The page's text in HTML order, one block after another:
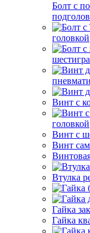
Болт с
головкой
Винт с
головкой
Винт с
Винт
Втулка
Гайка
Гайка